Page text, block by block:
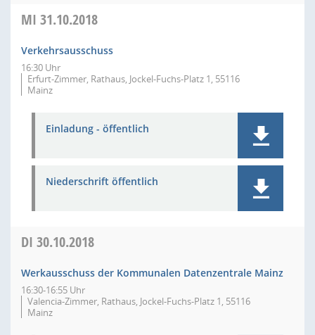
MI 31.10.2018
Verkehrsausschuss
16:30 Uhr
Erfurt-Zimmer, Rathaus, Jockel-Fuchs-Platz 1, 55116
Mainz
Einladung - öffentlich
Niederschrift öffentlich
DI 30.10.2018
Werkausschuss der Kommunalen Datenzentrale Mainz
16:30-16:55 Uhr
Valencia-Zimmer, Rathaus, Jockel-Fuchs-Platz 1, 55116
Mainz